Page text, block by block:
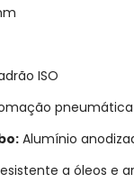
ISO
pneumática
Alumínio
a óleos e